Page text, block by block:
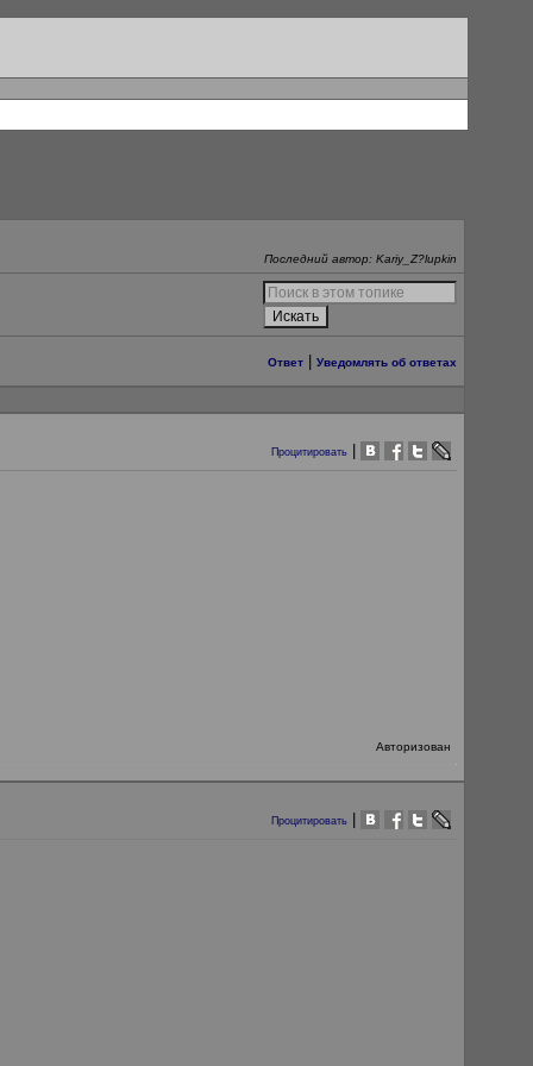
Последний автор: Kariy_Z?lupkin
Ответ Уведомлять об ответах
Процитировать
Авторизован
Процитировать